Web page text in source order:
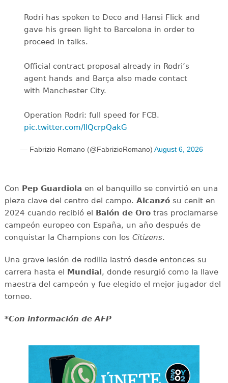
Rodri has spoken to Deco and Hansi Flick and
gave his green light to Barcelona in order to
proceed in talks.
Official contract proposal already in Rodri’s
agent hands and Barça also made contact
with Manchester City.
Operation Rodri: full speed for FCB.
pic.twitter.com/IIQcrpQakG
— Fabrizio Romano (@FabrizioRomano) August 6, 2026
Con Pep Guardiola en el banquillo se convirtió en una
pieza clave del centro del campo. Alcanzósu cenit en
2024 cuando recibió el Balón de Orotras proclamarse
campeón europeo con España, un año después de
conquistar la Champions con los Citizens.
Una grave lesión de rodilla lastró desde entonces su
carrera hasta el Mundial, donde resurgió como la llave
maestra del campeón y fue elegido el mejor jugador del
torneo.
*Con información de AFP